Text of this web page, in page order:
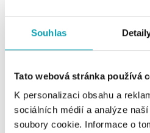
Souhlas
Tato webová stránka používá
K personalizaci obsahu a
sociálních médií a analýze
soubory cookie. Informace o
Všechny Česko